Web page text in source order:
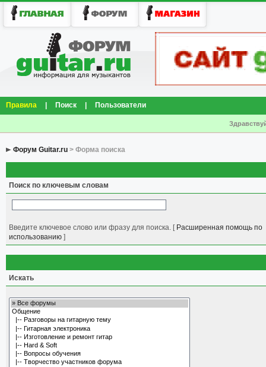
Правила Поиск Пользователи
Форум Guitar.ru > Форма поиска
Поиск по ключевым словам
Введите ключевое слово или фразу для поиска. [ Расширенная помощь по
использованию ]
Искать